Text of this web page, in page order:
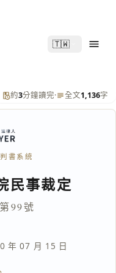
🇹🇼
約3分鐘讀完· 全文1,136字
書系統
民事裁定
99號
年 07 月 15 日